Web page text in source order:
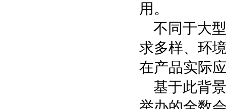
用。
不同于大
求多样、环
在产品实际
基于此背